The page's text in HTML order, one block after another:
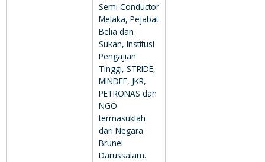
Semi Conductor
Melaka, Pejabat
Belia dan
Sukan, Institusi
Pengajian
Tinggi, STRIDE,
MINDEF, JKR,
PETRONAS dan
NGO
termasuklah
dari Negara
Brunei
Darussalam.